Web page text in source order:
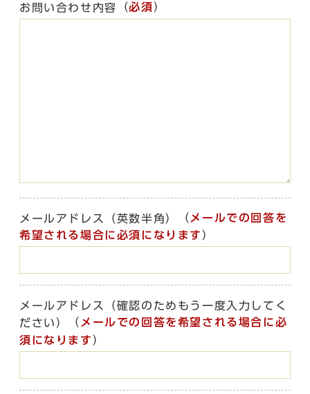
お問い合わせ内容 （必須）
メールアドレス（英数半角） （ メールでの回答を
希望される場合に必須になります ）
メールアドレス（確認のためもう一度入力してく
ださい）
（ メールでの回答を希望される場合に必
須になります ）